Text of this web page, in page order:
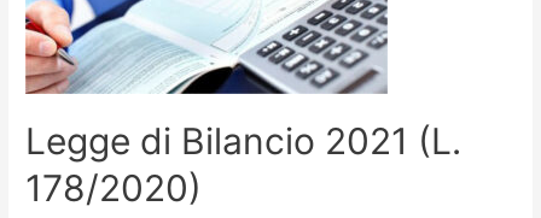
Legge di Bilancio 2021 (L.
178/2020)